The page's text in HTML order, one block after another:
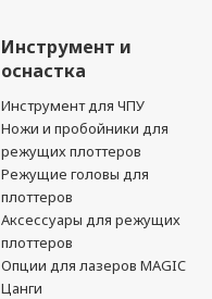
Инструмент и
оснастка
Инструмент для ЧПУ
Ножи и пробойники для
режущих плоттеров
Режущие головы для
плоттеров
Аксессуары для режущих
плоттеров
Опции для лазеров MAGIC
Цанги